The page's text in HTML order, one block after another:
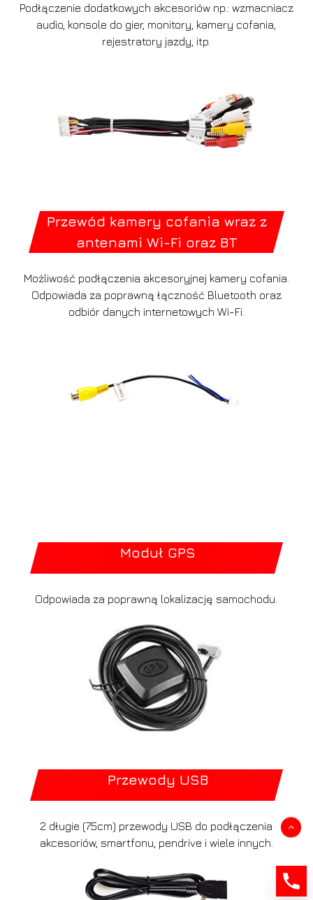
Kwota: 0,00zł
Zobacz koszyk
Podłączenie dodatkowych akcesoriów np.: wzmacniacz
audio, konsole do gier, monitory, kamery cofania,
rejestratory jazdy, itp.
Przewód kamery cofania wraz z
antenami Wi-Fi oraz BT
Możliwość podłączenia akcesoryjnej kamery cofania.
Odpowiada za poprawną łączność Bluetooth oraz
odbiór danych internetowych Wi-Fi.
Moduł GPS
Odpowiada za poprawną lokalizację samochodu.
Przewody USB
2 długie (75cm) przewody USB do podłączenia
akcesoriów, smartfonu, pendrive i wiele innych.